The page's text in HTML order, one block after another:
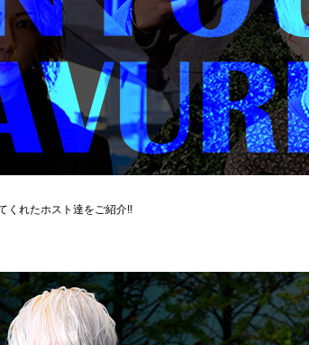
くれたホスト達をご紹介!!